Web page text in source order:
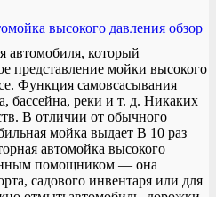
автомобиля, который
представление мойки высокого
Функция самовсасывания
бассейна, реки и т. д. Никаких
В отличии от обычного
мойка выдает В 10 раз
автомойка высокого
помощником — она
садового инвентаря или для